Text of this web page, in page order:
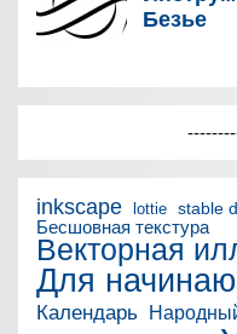
inkscape lottie stable
Бесшовная текстура
Векторная
Для
Календарь